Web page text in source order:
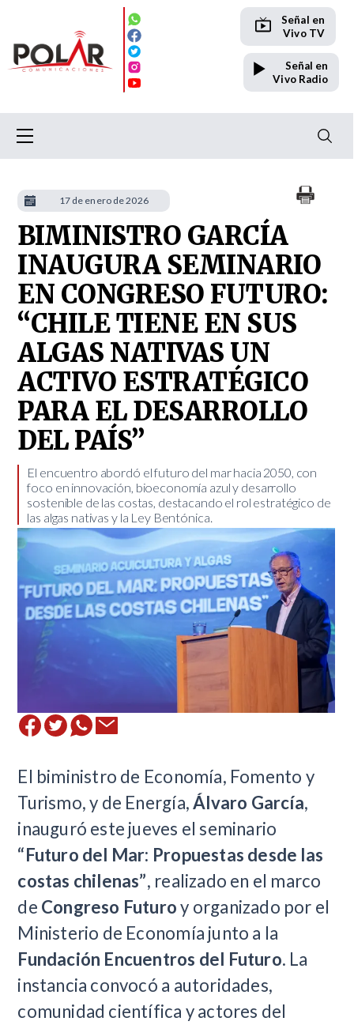
Señal en
Vivo TV
Señal en
Vivo Radio
BIMINISTRO GARCÍA
INAUGURA SEMINARIO
EN CONGRESO FUTURO:
“CHILE TIENE EN SUS
ALGAS NATIVAS UN
ACTIVO ESTRATÉGICO
PARA EL DESARROLLO
DEL PAÍS”
​El encuentro abordó el futuro del mar hacia 2050, con
foco en innovación, bioeconomía azul y desarrollo
sostenible de las costas, destacando el rol estratégico de
las algas nativas y la Ley Bentónica.
El biministro de Economía, Fomento y
Turismo, y de Energía,Álvaro García,
inauguró este jueves el seminario
“Futuro del Mar: Propuestas desde las
costas chilenas”, realizado en el marco
de Congreso Futuroy organizado por el
Ministerio de Economía junto a la
Fundación Encuentros del Futuro. La
instancia convocó a autoridades,
comunidad científica y actores del
17 de enero de 2026